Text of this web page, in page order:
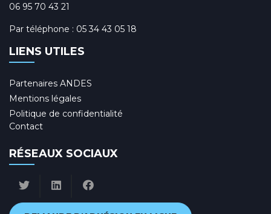
06 95 70 43 21
Par téléphone : 05 34 43 05 18
LIENS UTILES
Partenaires ANDES
Mentions légales
Politique de confidentialité
Contact
RÉSEAUX SOCIAUX